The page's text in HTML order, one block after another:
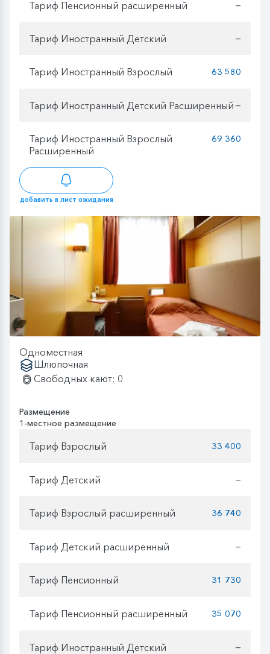
Тариф Пенсионный расширенный —
Тариф Иностранный Детский —
Тариф Иностранный Взрослый 63 580
Тариф Иностранный Детский Расширенный —
Тариф Иностранный Взрослый
Расширенный
69 360
добавить в лист ожидания
Одноместная
Шлюпочная
Свободных кают: 0
Размещение
1-местное размещение
Тариф Взрослый 33 400
Тариф Детский —
Тариф Взрослый расширенный 36 740
Тариф Детский расширенный —
Тариф Пенсионный 31 730
Тариф Пенсионный расширенный 35 070
Тариф Иностранный Детский —